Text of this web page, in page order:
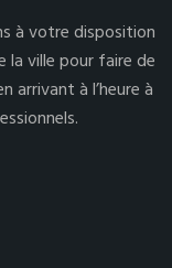
à votre disposition
la ville pour faire de
à l’heure à